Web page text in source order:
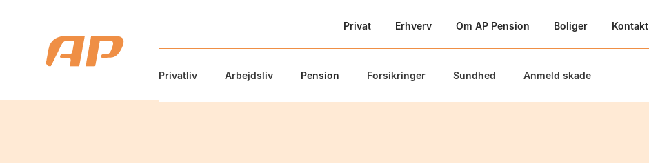
Privat Erhverv Om AP Pension Boliger Kontakt
Privatliv Arbejdsliv Pension Forsikringer Sundhed Anmeld skade